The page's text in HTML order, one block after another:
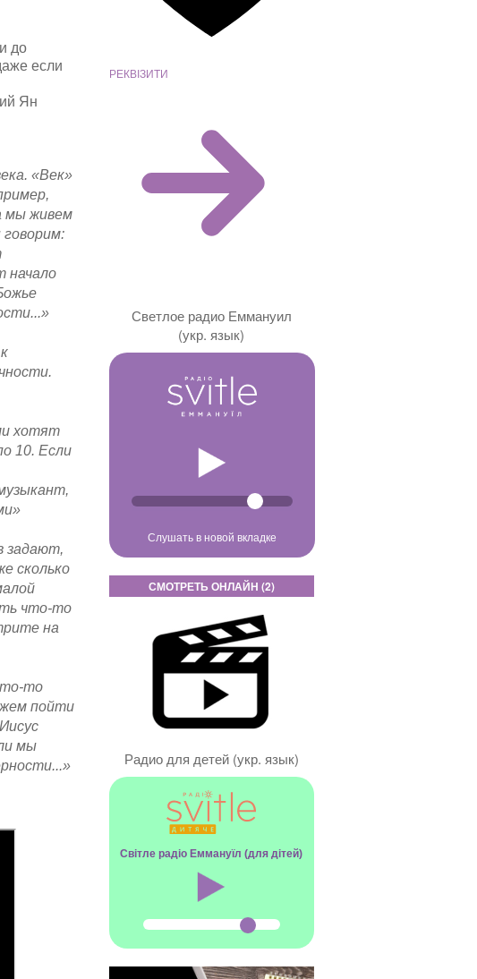
до
если
Ян
«Век»
мы живем
говорим:
начало
хотят
10. Если
задают,
сколько
что-то
на
то
пойти
мы
РЕКВІЗИТИ
Светлое радио Еммануил
(укр. язык)
Слушать в новой вкладке
СМОТРЕТЬ ОНЛАЙН (2)
Радио для детей (укр. язык)
Світле радіо Еммануїл (для дітей)